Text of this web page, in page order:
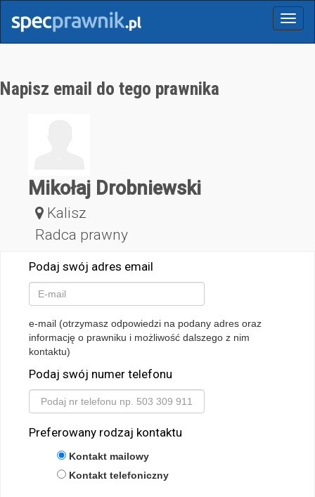
Menu
Napisz email do tego prawnika
Mikołaj Drobniewski
Kalisz
Radca prawny
Podaj swój adres email
e-mail (otrzymasz odpowiedzi na podany adres oraz
informację o prawniku i możliwość dalszego z nim
kontaktu)
Podaj swój numer telefonu
Preferowany rodzaj kontaktu
Kontakt mailowy
Kontakt telefoniczny